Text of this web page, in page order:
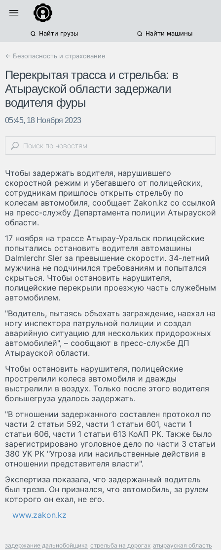
Найти грузы Найти машины
← Безопасность и страхование
Перекрытая трасса и стрельба: в
Атырауской области задержали
водителя фуры
05:45, 18 Ноября 2023
Чтобы задержать водителя, нарушившего
скоростной режим и убегавшего от полицейских,
сотрудникам пришлось открыть стрельбу по
колесам автомобиля, сообщает Zakon.kz со ссылкой
на пресс-службу Департамента полиции Атырауской
области.
17 ноября на трассе Атырау-Уральск полицейские
попытались остановить водителя автомашины
Dalmlerchr Sler за превышение скорости. 34-летний
мужчина не подчинился требованиям и попытался
скрыться. Чтобы остановить нарушителя,
полицейские перекрыли проезжую часть служебным
автомобилем.
"Водитель, пытаясь объехать заграждение, наехал на
ногу инспектора патрульной полиции и создал
аварийную ситуацию для нескольких придорожных
автомобилей", – сообщают в пресс-службе ДП
Атырауской области.
Чтобы остановить нарушителя, полицейские
прострелили колеса автомобиля и дважды
выстрелили в воздух. Только после этого водителя
большегруза удалось задержать.
"В отношении задержанного составлен протокол по
части 2 статьи 592, части 1 статьи 601, части 1
статьи 606, части 1 статьи 613 КоАП РК. Также было
зарегистрировано уголовное дело по части 3 статьи
380 УК РК "Угроза или насильственные действия в
отношении представителя власти".
Экспертиза показала, что задержанный водитель
был трезв. Он признался, что автомобиль, за рулем
которого он ехал, не его.
www.zakon.kz
задержание дальнобойщика стрельба на дорогах атырауская область